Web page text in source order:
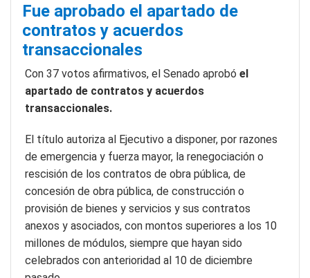
Fue aprobado el apartado de
contratos y acuerdos
transaccionales
Con 37 votos afirmativos, el Senado aprobó el
apartado de contratos y acuerdos
transaccionales.
El título autoriza al Ejecutivo a disponer, por razones
de emergencia y fuerza mayor, la renegociación o
rescisión de los contratos de obra pública, de
concesión de obra pública, de construcción o
provisión de bienes y servicios y sus contratos
anexos y asociados, con montos superiores a los 10
millones de módulos, siempre que hayan sido
celebrados con anterioridad al 10 de diciembre